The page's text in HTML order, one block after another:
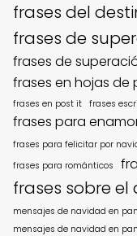
frases del
frases de
frases de
frases en hojas de
frases en post it frases
frases para
frases para felicitar por
frases para románticos
frases sobre el
mensajes de navidad en
mensajes de navidad en